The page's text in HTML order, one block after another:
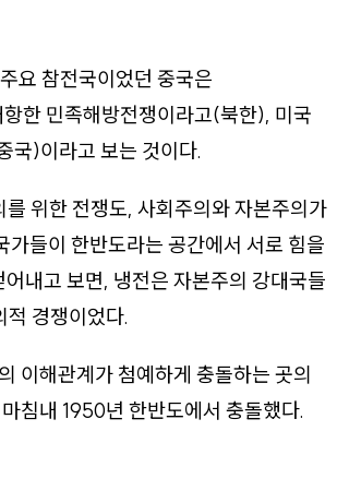
요 참전국이었던 중국은
한 민족해방전쟁이라고(북한), 미국
국)이라고 보는 것이다.
위한 전쟁도, 사회주의와 자본주의가
들이 한반도라는 공간에서 서로 힘을
내고 보면, 냉전은 자본주의 강대국들
경쟁이었다.
이해관계가 첨예하게 충돌하는 곳의
침내 1950년 한반도에서 충돌했다.